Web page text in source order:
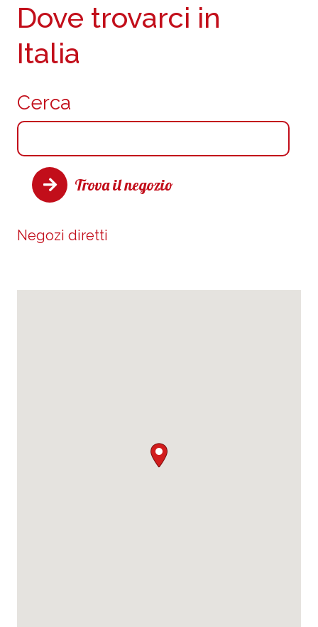
Cerca
Trova il negozio
Dove trovarci in
Italia
Negozi diretti